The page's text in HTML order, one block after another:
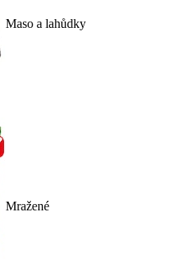
Maso a lahůdky
Mražené